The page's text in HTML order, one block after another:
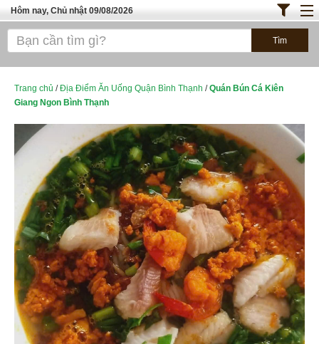
Hôm nay, Chủ nhật 09/08/2026
Trang chủ
Bánh - Đồ Ăn Vặt
TOP QUÁN ĂN
ĐỊA ĐIỂM ĂN UỐNG HÀ NỘI
Trang chủ /Địa Điểm Ăn Uống Quận Bình Thạnh /Quán Bún Cá Kiên
Giang Ngon Bình Thạnh